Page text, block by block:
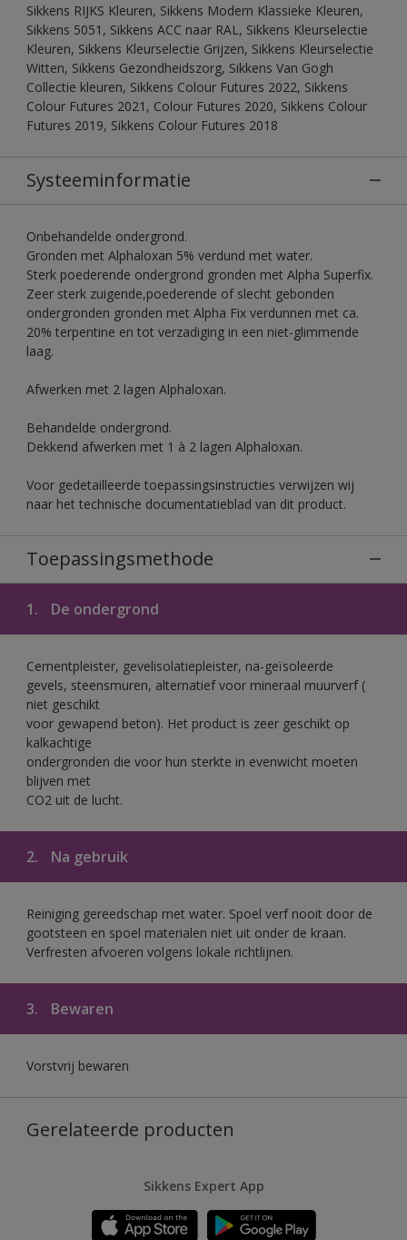
Sikkens RIJKS Kleuren, Sikkens Modern Klassieke Kleuren,
Sikkens 5051, Sikkens ACC naar RAL, Sikkens Kleurselectie
Kleuren, Sikkens Kleurselectie Grijzen, Sikkens Kleurselectie
Witten, Sikkens Gezondheidszorg, Sikkens Van Gogh
Collectie kleuren, Sikkens Colour Futures 2022, Sikkens
Colour Futures 2021, Colour Futures 2020, Sikkens Colour
Futures 2019, Sikkens Colour Futures 2018
Systeeminformatie
Onbehandelde ondergrond.
Gronden met Alphaloxan 5% verdund met water.
Sterk poederende ondergrond gronden met Alpha Superfix.
Zeer sterk zuigende,poederende of slecht gebonden
ondergronden gronden met Alpha Fix verdunnen met ca.
20% terpentine en tot verzadiging in een niet-glimmende
laag.
Afwerken met 2 lagen Alphaloxan.
Behandelde ondergrond.
Dekkend afwerken met 1 à 2 lagen Alphaloxan.
Voor gedetailleerde toepassingsinstructies verwijzen wij
naar het technische documentatieblad van dit product.
Toepassingsmethode
1. De ondergrond
Cementpleister, gevelisolatiepleister, na-geïsoleerde
gevels, steensmuren, alternatief voor mineraal muurverf (
niet geschikt
voor gewapend beton). Het product is zeer geschikt op
kalkachtige
ondergronden die voor hun sterkte in evenwicht moeten
blijven met
CO2 uit de lucht.
2. Na gebruik
Reiniging gereedschap met water. Spoel verf nooit door de
gootsteen en spoel materialen niet uit onder de kraan.
Verfresten afvoeren volgens lokale richtlijnen.
3. Bewaren
Vorstvrij bewaren
Gerelateerde producten
Sikkens Expert App